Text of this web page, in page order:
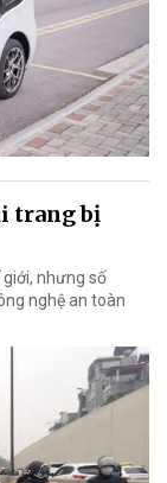
trang bị
nhưng số
nghệ an toàn